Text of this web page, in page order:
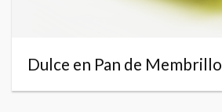
Dulce en Pan de Membrillo